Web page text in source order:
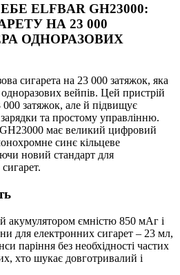
ELFBAR GH23000:
НА 23 000
ОДНОРАЗОВИХ
сигарета на 23 000 затяжок, яка
вейпів. Цей пристрій
000 затяжок, але й підвищує
зарядки та простому управлінню.
має великий цифровий
синє кільцеве
новий стандарт для
акумулятором ємністю 850 мАг і
для електронних сигарет – 23 мл,
паріння без необхідності частих
хто шукає довготривалий і